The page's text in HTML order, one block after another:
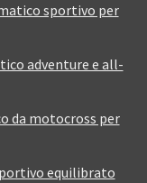
sportivo per
adventure e all-
da motocross per
equilibrato